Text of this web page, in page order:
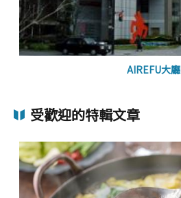
AIREFU大廳
受歡迎的特輯文章